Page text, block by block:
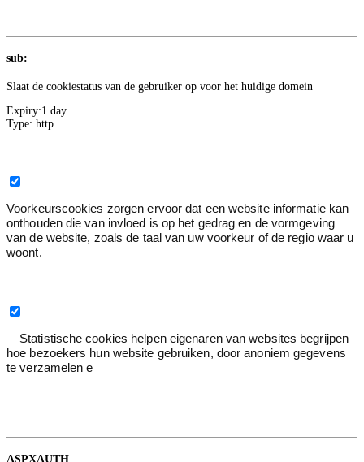
sub:
Slaat de cookiestatus van de gebruiker op voor het huidige domein
Expiry:1 day
Type: http
Voorkeurscookies zorgen ervoor dat een website informatie kan
onthouden die van invloed is op het gedrag en de vormgeving
van de website, zoals de taal van uw voorkeur of de regio waar u
woont.
Statistische cookies helpen eigenaren van websites begrijpen
hoe bezoekers hun website gebruiken, door anoniem gegevens
te verzamelen e
ASPXAUTH